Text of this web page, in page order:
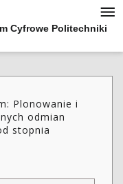
Cyfrowe Politechniki
Plonowanie i
odmian
stopnia